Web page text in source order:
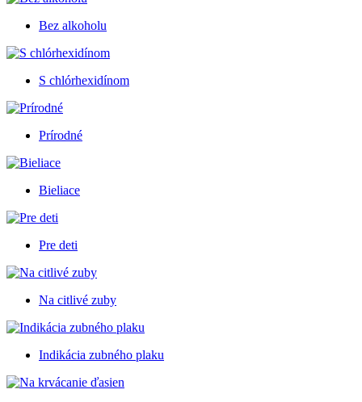
Bez alkoholu
S chlórhexidínom
Prírodné
Bieliace
Pre deti
Na citlivé zuby
Indikácia zubného plaku